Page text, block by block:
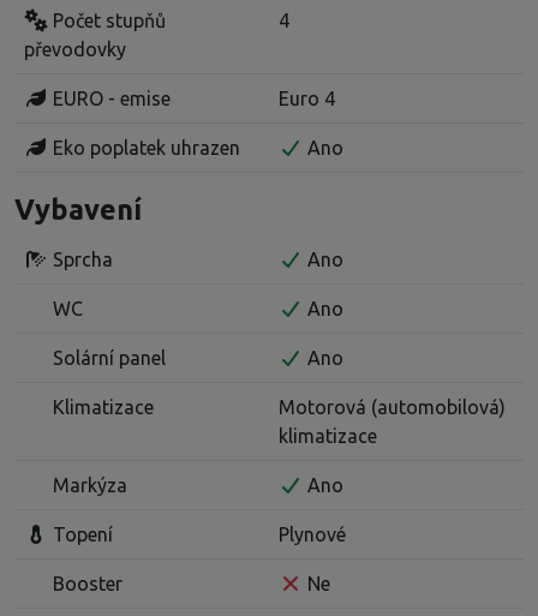
Počet stupňů
převodovky
4
EURO - emise Euro 4
Eko poplatek uhrazen Ano
Vybavení
Sprcha Ano
WC Ano
Solární panel Ano
Klimatizace
Motorová (automobilová)
klimatizace
Markýza Ano
Topení Plynové
Booster Ne